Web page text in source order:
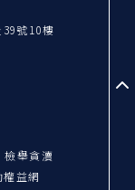
號10樓
檢舉貪瀆
益網
至